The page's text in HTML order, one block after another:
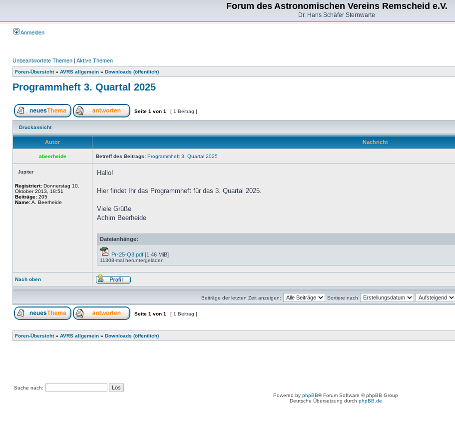
Forum des Astronomischen Vereins Remscheid e.V.
Dr. Hans Schäfer Sternwarte
Anmelden
Unbeantwortete Themen | Aktive Themen
Foren-Übersicht» AVRS allgemein » Downloads (öffentlich)
Programmheft 3. Quartal 2025
Seite 1 von 1 [ 1 Beitrag ]
Druckansicht
Autor Nachricht
abeerheide Betreff des Beitrags: Programmheft 3. Quartal 2025
Jupiter
Registriert: Donnerstag 10.
Oktober 2013, 18:51
Beiträge: 205
Name:A. Beerheide
Hallo!
Hier findet Ihr das Programmheft für das 3. Quartal 2025.
Viele Grüße
Achim Beerheide
Dateianhänge:
Pr-25-Q3.pdf [1.46 MiB]
11308-mal heruntergeladen
Nach oben
Beiträge der letzten Zeit anzeigen: Sortiere nach
Seite 1 von 1 [ 1 Beitrag ]
Foren-Übersicht» AVRS allgemein » Downloads (öffentlich)
Suche nach:
Powered by phpBB® Forum Software © phpBB Group
Deutsche Übersetzung durch phpBB.de